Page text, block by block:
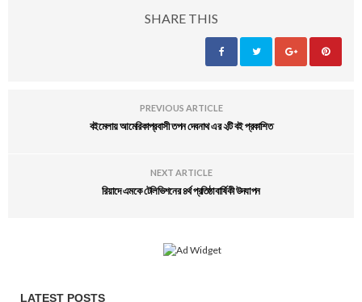
SHARE THIS
PREVIOUS ARTICLE
বইমেলায় আমেরিকাপ্রবাসী তপন দেবনাথ এর ২টি বই প্রকাশিত
NEXT ARTICLE
রিয়াদে এমকে টেলিভিশনের ৪র্থ প্রতিষ্ঠাবার্ষিকী উদযাপন
LATEST POSTS